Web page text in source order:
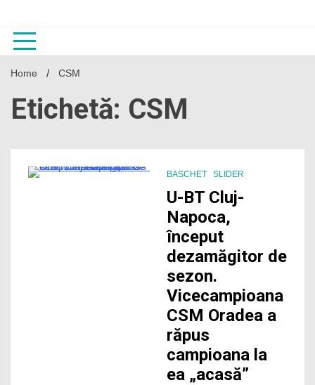
content
Home CSM
Etichetă: CSM
BASCHET SLIDER
U-BT Cluj-
Napoca,
început
dezamăgitor de
sezon.
Vicecampioana
CSM Oradea a
răpus
campioana la
ea „acasă”